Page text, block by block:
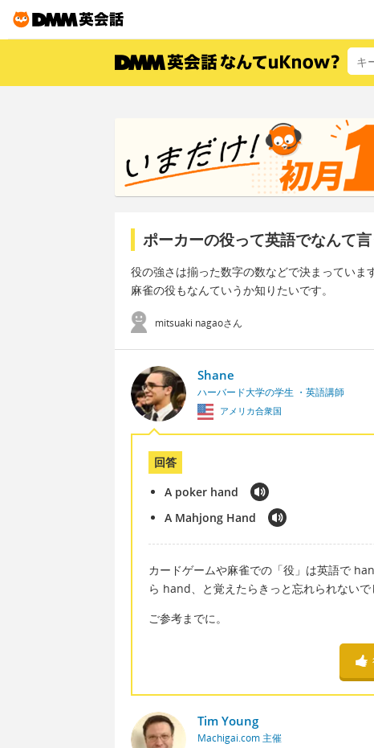
ポーカーの役って英語でなんて言
役の強さは揃った数字の数などで決まっていま
麻雀の役もなんていうか知りたいです。
mitsuaki nagaoさん
Shane
ハーバード大学の学生 ・英語講師
アメリカ合衆国
回答
A poker hand
A Mahjong Hand
カードゲームや麻雀での「役」は英語で
ら hand、と覚えたらきっと忘れられないで
ご参考までに。
Tim Young
Machigai.com 主催